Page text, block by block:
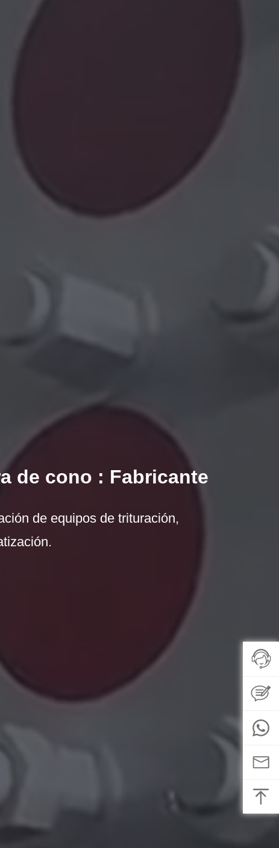
de cono : Fabricante
de equipos de trituración,